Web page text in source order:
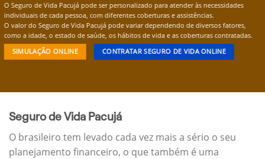
O Seguro de Vida Pacujá pode ser personalizado para atender às necessidades
individuais de cada pessoa, com diferentes coberturas e assistências.
O valor do Seguro de Vida Pacujá pode variar dependendo de diversos fatores,
como a idade, o estado de saúde, os hábitos de vida e as coberturas contratadas.
SIMULAÇÃO ONLINE CONTRATAR SEGURO DE VIDA ONLINE
Seguro de Vida Pacujá
O brasileiro tem levado cada vez mais a sério o seu
planejamento financeiro, o que também é uma